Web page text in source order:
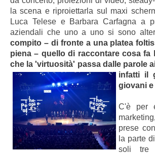
la scena e riproiettarla sul maxi
Luca Telese e Barbara Carfagna a
aziendali che uno a uno si sono
compito – di fronte a una platea
piena – quello di raccontare cosa fa
che la 'virtuosità' passa dalle parole
infatti il
giovani
C'è per
prese
la parte
soli tre